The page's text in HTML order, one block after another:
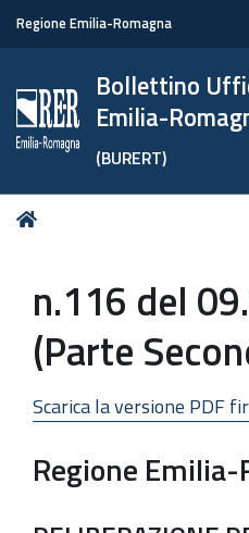
Regione Emilia-Romagna
Bollettino
Emilia-
(BURERT)
Tu
n.116 del
(Parte
Scarica la versione PDF
Regione